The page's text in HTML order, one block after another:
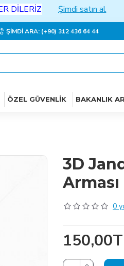
Şimdi satın al
ŞIMDI ARA: (+90) 312 436 64 44
ÖZEL GÜVENLIK BAKANLIK
3D
Arması
0